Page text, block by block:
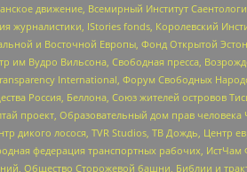
движение, Всемирный Институт
IStories fonds, Королевский
и Восточной Европы, Фонд Открытой
Вудро Вильсона, Свободная пресса,
International, Форум Свободных
Россия, Беллона, Союз жителей островов
проект, Образовательный дом прав
лосося, TVR Studios, ТВ Дождь, Центр
федерация транспортных рабочих, ИстЧам
Общество Сторожевой башни, Библии и